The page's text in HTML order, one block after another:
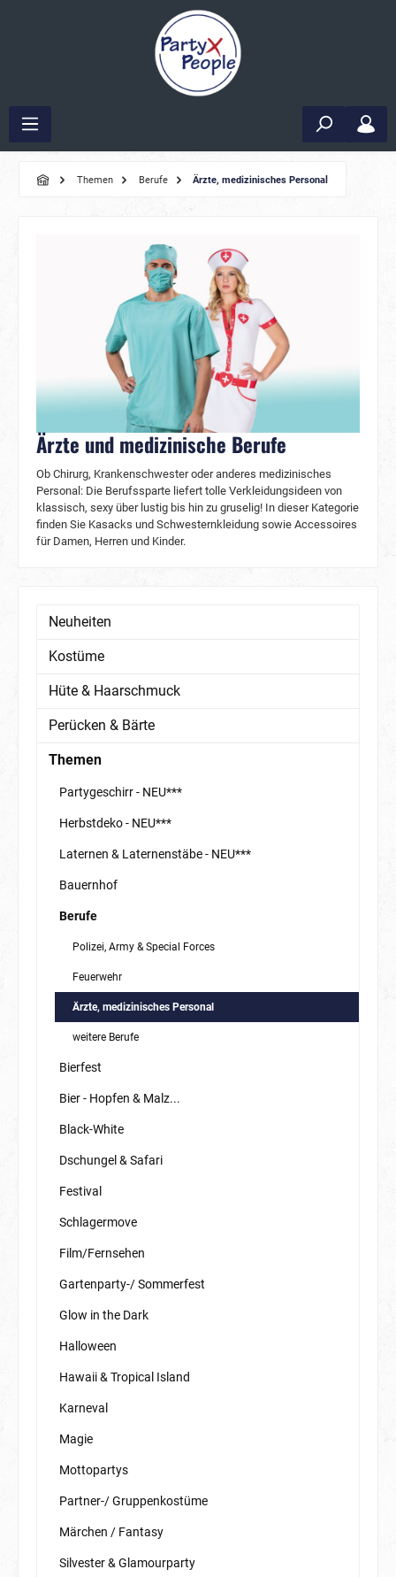
Themen Berufe Ärzte, medizinisches Personal
Ärzte und medizinische Berufe
Ob Chirurg, Krankenschwester oder anderes medizinisches
Personal: Die Berufssparte liefert tolle Verkleidungsideen von
klassisch, sexy über lustig bis hin zu gruselig! In dieser Kategorie
finden Sie Kasacks und Schwesternkleidung sowie Accessoires
für Damen, Herren und Kinder.
Neuheiten
Kostüme
Hüte & Haarschmuck
Perücken & Bärte
Themen
Partygeschirr - NEU***
Herbstdeko - NEU***
Laternen & Laternenstäbe - NEU***
Bauernhof
Berufe
Polizei, Army & Special Forces
Feuerwehr
Ärzte, medizinisches Personal
weitere Berufe
Bierfest
Bier - Hopfen & Malz...
Black-White
Dschungel & Safari
Festival
Schlagermove
Film/Fernsehen
Gartenparty-/ Sommerfest
Glow in the Dark
Halloween
Hawaii & Tropical Island
Karneval
Magie
Mottopartys
Partner-/ Gruppenkostüme
Märchen / Fantasy
Silvester & Glamourparty